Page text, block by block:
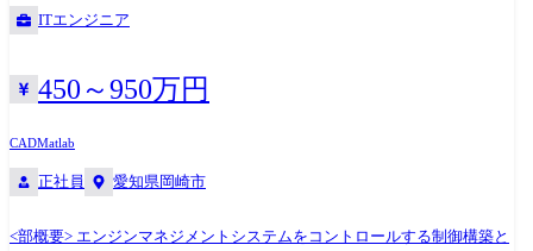
用検討 <使用ツール> HelixQAC,Polyspace,Coverity,Tableau,BlackDuck なITエンジニア
450～950万円
CADMatlab
正社員 愛知県岡崎市
<部概要> エンジンマネジメントシステムをコントロールする制御構築と